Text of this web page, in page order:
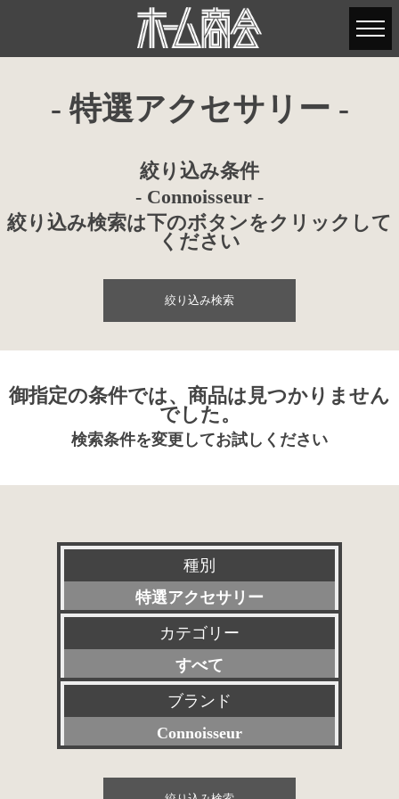
- 特選アクセサリー -
絞り込み条件
- Connoisseur -
絞り込み検索は下のボタンをクリックして
ください
絞り込み検索
御指定の条件では、商品は見つかりません
でした。
検索条件を変更してお試しください
種別
特選アクセサリー
新品
委託販売品
特価品
その他委託販売品
カテゴリー
すべて
プリアンプ
パワーアンプ
プリメインアンプ
ブランド
Connoisseur